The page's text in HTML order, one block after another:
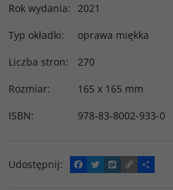
Rok wydania:
2021
Typ okładki:
oprawa miękka
Liczba stron:
270
Rozmiar:
165 x 165 mm
ISBN: 978-83-8002-933-0
Udostępnij:
F
a
T
w
W
y
C
o
P
o